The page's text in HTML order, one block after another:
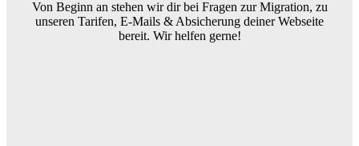
Von Beginn an stehen wir dir bei Fragen zur Migration, zu
unseren Tarifen, E-Mails & Absicherung deiner Webseite
bereit. Wir helfen gerne!